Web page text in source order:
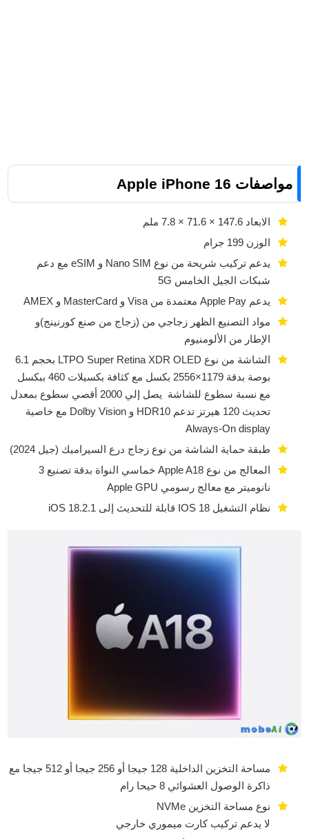
مواصفات Apple iPhone 16
الابعاد 147.6 × 71.6 × 7.8 ملم
الوزن 199 جرام
يدعم تركيب شريحة من نوع Nano SIM و eSIM مع دعم
شبكات الجيل الخامس 5G
يدعم Apple Pay معتمدة من Visa و MasterCard و AMEX
مواد التصنيع الظهر زجاجي من (زجاج من صنع كورنينج)و
الإطار من الألومنيوم
الشاشة من نوع LTPO Super Retina XDR OLED بحجم 6.1
بوصة بدقة 1179×2556 بكسل مع كثافة بكسيلات 460 ببكسل
مع نسبة سطوع للشاشة يصل إلي 2000 أقصي سطوع بمعدل
تحديث 120 هيرتز تدعم HDR10 و Dolby Vision مع خاصية
Always-On display
طبقة حماية الشاشة من نوع زجاج درع السيراميك (جيل 2024)
المعالج من نوع Apple A18 خماسي النواة بدقة تصنيع 3
نانوميتر مع معالج رسومي Apple GPU
نظام التشغيل IOS 18 قابلة للتحديث إلى iOS 18.2.1
مساحة التخزين الداخلية 128 جيجا أو 256 جيجا أو 512 جيجا مع
ذاكرة الوصول العشوائي 8 حيحا رام
نوع مساحة التخزين NVMe
لا يدعم تركيب كارت ميموري خارجي